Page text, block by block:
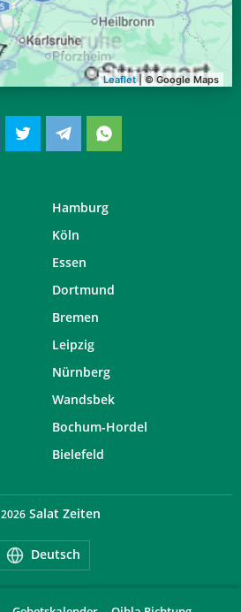
Leaflet| © Google Maps
Hamburg
Köln
Essen
Dortmund
Bremen
Leipzig
Nürnberg
Wandsbek
Bochum-Hordel
Bielefeld
2026 Salat Zeiten
Deutsch